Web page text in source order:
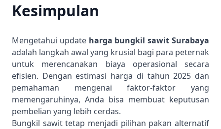
Kesimpulan
Mengetahui update harga bungkil sawit Surabaya
adalah langkah awal yang krusial bagi para peternak
untuk merencanakan biaya operasional secara
efisien. Dengan estimasi harga di tahun 2025 dan
pemahaman mengenai faktor-faktor yang
memengaruhinya, Anda bisa membuat keputusan
pembelian yang lebih cerdas.
Bungkil sawit tetap menjadi pilihan pakan alternatif